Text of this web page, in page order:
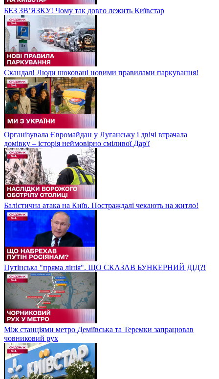
БЕЗ ЗВʼЯЗКУ! Чому так довго лежить Київстар
Скандал! Люди шоковані новими правилами паркування!
Організувала Євромайдан у Луганську і двічі втрачала
домівку – історія неймовірно сміливої Дар'ї
Балістична атака на Київ. Постраждалі чекають на житло!
Путінська "пряма лінія". ЩО СКАЗАВ БУНКЕРНИЙ ДІД?!
Між станціями метро Деміївська та Теремки запрацював
човниковий рух